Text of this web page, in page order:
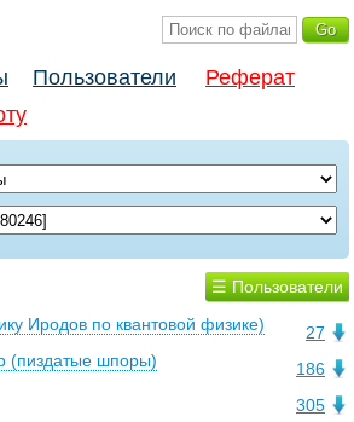
Пользователи
Реферат
☰ Пользователи
27
Иродов по квантовой физике)
186
(пиздатые шпоры)
305